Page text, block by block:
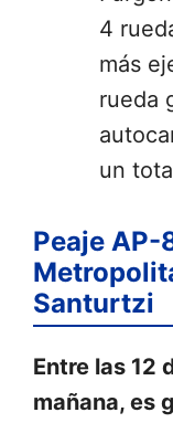
4
más
rueda
un
Peaje AP-
Santurtzi
Entre las 12
mañana, es